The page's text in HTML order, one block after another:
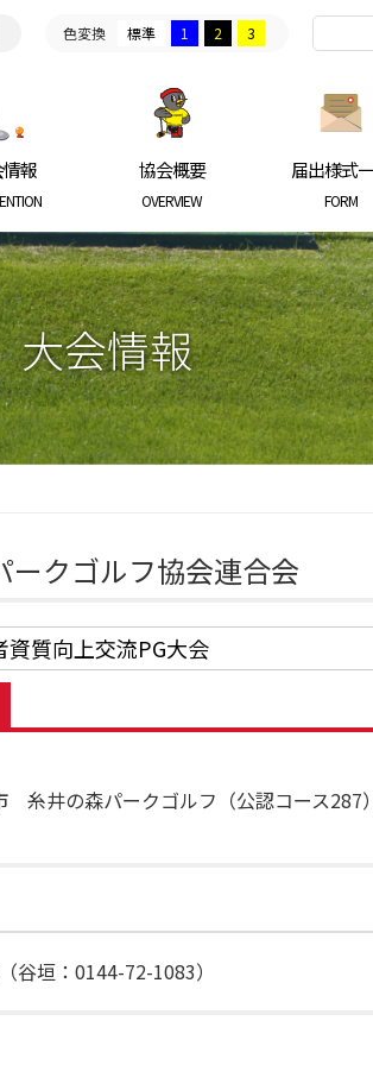
色変換 標準 1 2 3
報 協会概要
OVERVIEW
届出様式
FORM
大会情報
ークゴルフ協会連合会
質向上交流PG大会
井の森パークゴルフ（公認コース287
谷垣：0144-72-1083）